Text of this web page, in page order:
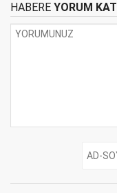
HABERE YORUM KAT